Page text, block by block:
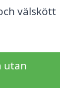
välskött
utan